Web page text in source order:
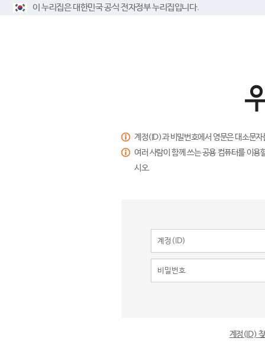
이 누리집은 대한민국 공식 전자정부 누리집입니다.
계정(ID)과 비밀번호에서 영문은 대소문
여러 사람이 함께 쓰는 공용 컴퓨터를 이
시오.
계정(ID)